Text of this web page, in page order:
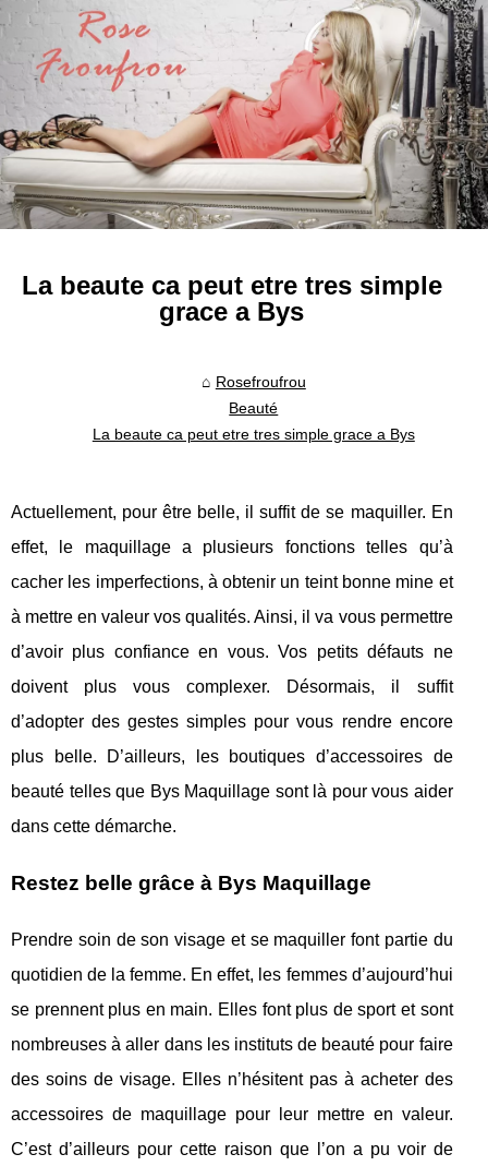
La beaute ca peut etre tres simple
grace a Bys
Rosefroufrou
Beauté
La beaute ca peut etre tres simple grace a Bys
Actuellement, pour être belle, il suffit de se maquiller. En
effet, le maquillage a plusieurs fonctions telles qu’à
cacher les imperfections, à obtenir un teint bonne mine et
à mettre en valeur vos qualités. Ainsi, il va vous permettre
d’avoir plus confiance en vous. Vos petits défauts ne
doivent plus vous complexer. Désormais, il suffit
d’adopter des gestes simples pour vous rendre encore
plus belle. D’ailleurs, les boutiques d’accessoires de
beauté telles que Bys Maquillage sont là pour vous aider
dans cette démarche.
Restez belle grâce à Bys Maquillage
Prendre soin de son visage et se maquiller font partie du
quotidien de la femme. En effet, les femmes d’aujourd’hui
se prennent plus en main. Elles font plus de sport et sont
nombreuses à aller dans les instituts de beauté pour faire
des soins de visage. Elles n’hésitent pas à acheter des
accessoires de maquillage pour leur mettre en valeur.
C’est d’ailleurs pour cette raison que l’on a pu voir de